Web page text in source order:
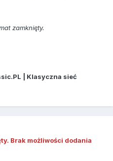
zamknięty.
| Klasyczna sieć
Brak możliwości dodania